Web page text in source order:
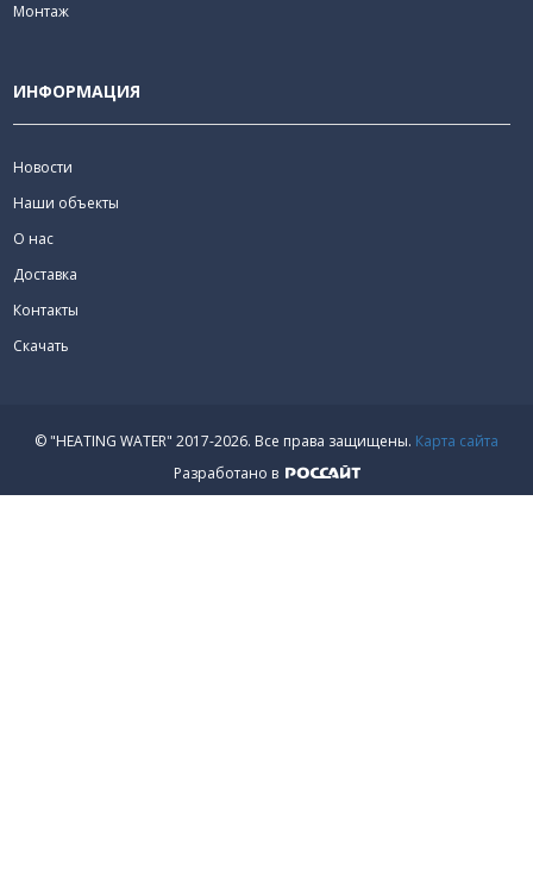
Монтаж
ИНФОРМАЦИЯ
Новости
Наши объекты
О нас
Доставка
Контакты
Скачать
© "HEATING WATER" 2017-2026. Все права защищены. Карта сайта
Разработано в